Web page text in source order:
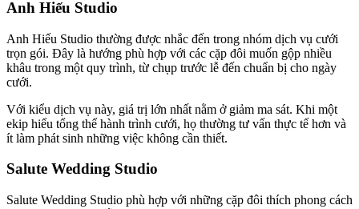
Anh Hiếu Studio
Anh Hiếu Studio thường được nhắc đến trong nhóm dịch vụ cưới
trọn gói. Đây là hướng phù hợp với các cặp đôi muốn gộp nhiều
khâu trong một quy trình, từ chụp trước lễ đến chuẩn bị cho ngày
cưới.
Với kiểu dịch vụ này, giá trị lớn nhất nằm ở giảm ma sát. Khi một
ekip hiểu tổng thể hành trình cưới, họ thường tư vấn thực tế hơn và
ít làm phát sinh những việc không cần thiết.
Salute Wedding Studio
Salute Wedding Studio phù hợp với những cặp đôi thích phong cách